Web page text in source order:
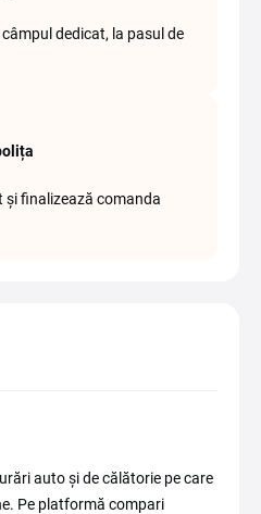
dedicat, la pasul de
finalizează comanda
auto și de călătorie pe care
Pe platformă compari